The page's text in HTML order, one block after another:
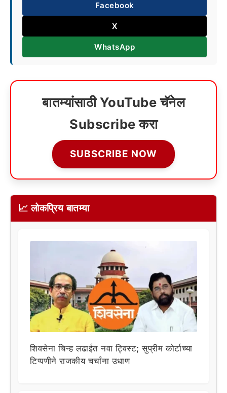
Facebook
X
WhatsApp
बातम्यांसाठी YouTube चॅनेल
Subscribe करा
SUBSCRIBE NOW
📈 लोकप्रिय बातम्या
शिवसेना चिन्ह लढाईत नवा ट्विस्ट; सुप्रीम कोर्टाच्या
टिप्पणीने राजकीय चर्चांना उधाण